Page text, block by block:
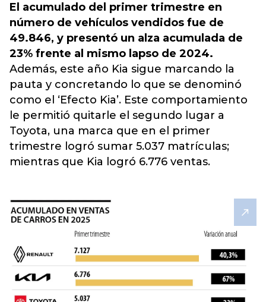
El acumulado del primer trimestre en
número de vehículos vendidos fue de
49.846, y presentó un alza acumulada de
23% frente al mismo lapso de 2024.
Además, este año Kia sigue marcando la
pauta y concretando lo que se denominó
como el ‘Efecto Kia’. Este comportamiento
le permitió quitarle el segundo lugar a
Toyota, una marca que en el primer
trimestre logró sumar 5.037 matrículas;
mientras que Kia logró 6.776 ventas.